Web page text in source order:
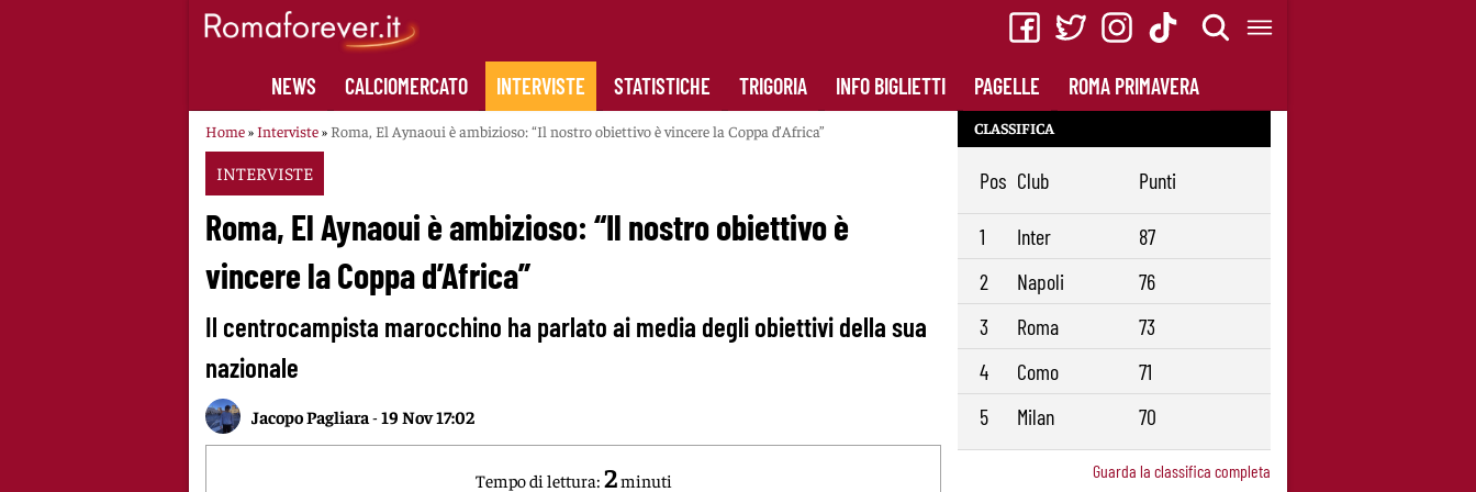
NEWS CALCIOMERCATO INTERVISTE STATISTICHE TRIGORIA INFO BIGLIETTI PAGELLE ROMA PRIMAVERA
Home»Interviste» Roma, El Aynaoui è ambizioso: “Il nostro obiettivo è vincere la Coppa d’Africa”
INTERVISTE
Roma, El Aynaoui è ambizioso: “Il nostro obiettivo è
vincere la Coppa d’Africa”
Il centrocampista marocchino ha parlato ai media degli obiettivi della sua
nazionale
Jacopo Pagliara -19 Nov 17:02
Tempo di lettura: 2minuti
CLASSIFICA
Pos Club Punti
1 Inter
87
2
Napoli
76
3
Roma
73
4
Como
71
5
Milan 70
Guarda la classifica completa